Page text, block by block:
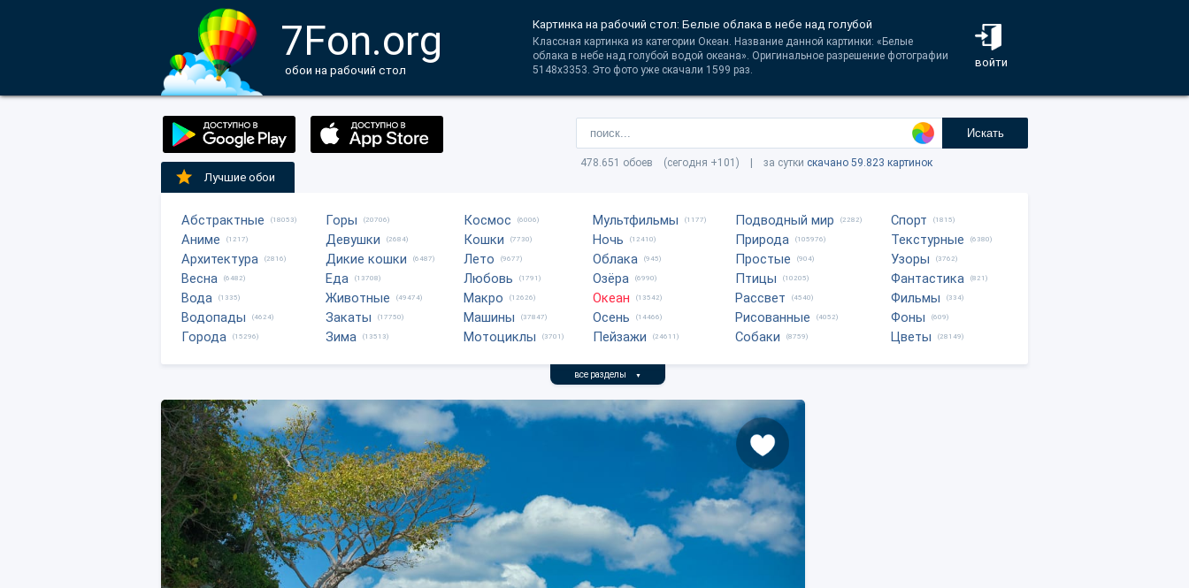
7Fon.org
обои на рабочий стол
войти
Картинка на рабочий стол: Белые облака в небе над голубой
Классная картинка из категории Океан. Название данной картинки: «Белые
облака в небе над голубой водой океана». Оригинальное разрешение фотографии
5148x3353. Это фото уже скачали 1599 раз.
Искать
478.651 обоев (сегодня +101) | за сутки скачано 59.823 картинок
Лучшие обои
Абстрактные (18053)
Аниме (1217)
Архитектура (2816)
Весна (6482)
Вода (1335)
Водопады (4624)
Города (15296)
Горы (20706)
Девушки (2684)
Дикие кошки (6487)
Еда (13708)
Животные (49474)
Закаты (17750)
Зима (13513)
Космос (6006)
Кошки (7730)
Лето (9677)
Любовь (1791)
Макро (12626)
Машины (37847)
Мотоциклы (3701)
Мультфильмы (1177)
Ночь (12410)
Облака (945)
Озёра (6990)
Океан (13542)
Осень (14466)
Пейзажи (24611)
Подводный мир (2282)
Природа (105976)
Простые (904)
Птицы (10205)
Рассвет (4540)
Рисованные (4052)
Собаки (8759)
Спорт (1815)
Текстурные (6380)
Узоры (3762)
Фантастика (821)
Фильмы (334)
Фоны (609)
Цветы (28149)
все разделы ▼